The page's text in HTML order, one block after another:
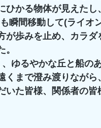
ひかる物体が見えた
瞬間移動して(ライ
が歩みを止め、カラ
ゆるやかな丘と船の
くまで澄み渡りなが
た皆様、関係者の皆